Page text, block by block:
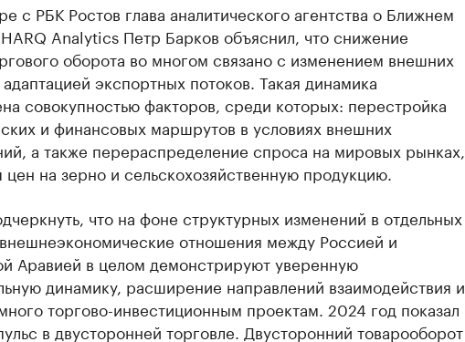
с РБК Ростов глава аналитического агентства о Ближнем
Analytics Петр Барков объяснил, что снижение
оборота во многом связано с изменением внешних
экспортных потоков. Такая динамика
совокупностью факторов, среди которых: перестройка
и финансовых маршрутов в условиях внешних
а также перераспределение спроса на мировых рынках,
цен на зерно и сельскохозяйственную продукцию.
что на фоне структурных изменений в отдельных
отношения между Россией и
Аравией в целом демонстрируют уверенную
динамику, расширение направлений взаимодействия и
торгово-инвестиционным проектам. 2024 год показал
в двусторонней торговле. Двусторонний товарооборот